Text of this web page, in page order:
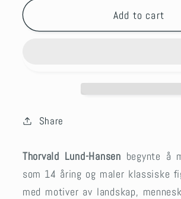
Add to cart
Share
Thorvald Lund-Hansen begynte å
som 14 åring og maler klassiske
med motiver av landskap,